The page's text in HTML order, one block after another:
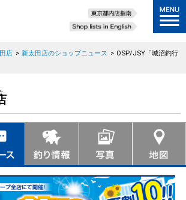
店 > 新太田店のショップニュース > OSP/JSY「城沼釣行